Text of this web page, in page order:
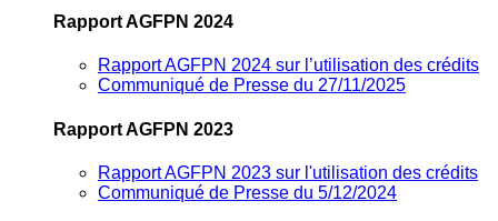
Rapport AGFPN 2024
Rapport AGFPN 2024 sur l’utilisation des crédits
Communiqué de Presse du 27/11/2025
Rapport AGFPN 2023
Rapport AGFPN 2023 sur l'utilisation des crédits
Communiqué de Presse du 5/12/2024